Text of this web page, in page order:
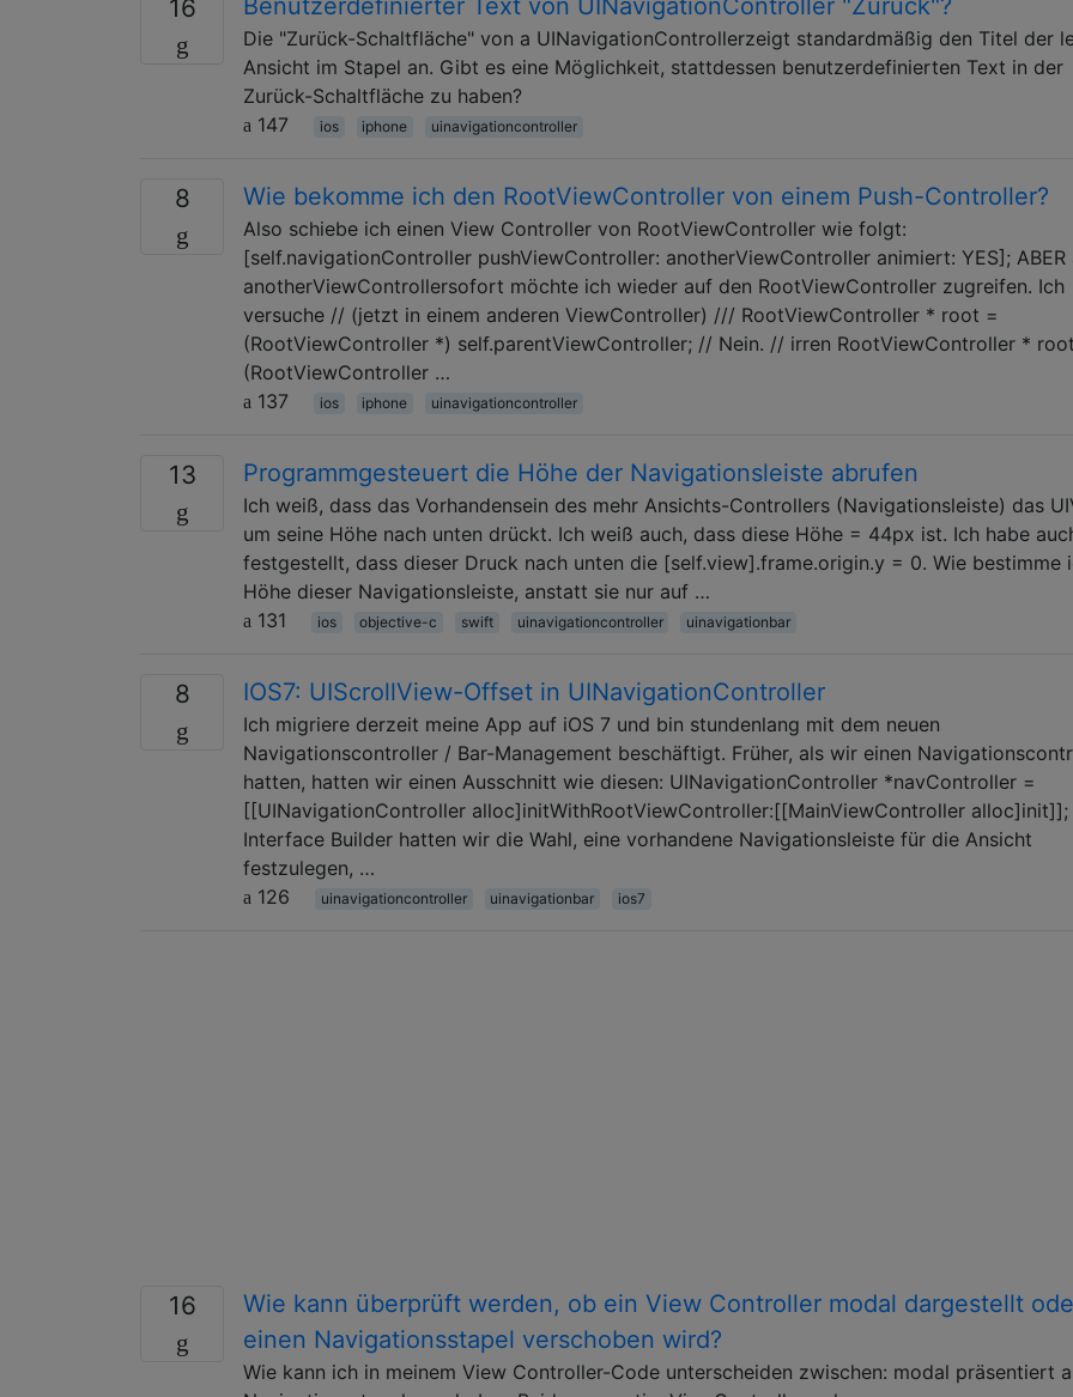
16
Die "Zurück-Schaltfläche" von a UINavigationControllerzeigt standardmäßig den Titel der
Ansicht im Stapel an. Gibt es eine Möglichkeit, stattdessen benutzerdefinierten Text in der
Zurück-Schaltfläche zu haben?
147
ios iphone uinavigationcontroller
8 Wie bekomme ich den RootViewController von einem Push-Controller?
Also schiebe ich einen View Controller von RootViewController wie folgt:
[self.navigationController pushViewController: anotherViewController animiert: YES]; ABER
anotherViewControllersofort möchte ich wieder auf den RootViewController zugreifen. Ich
versuche // (jetzt in einem anderen ViewController) /// RootViewController * root =
(RootViewController *) self.parentViewController; // Nein. // irren RootViewController *
(RootViewController …
137
ios iphone uinavigationcontroller
13 Programmgesteuert die Höhe der Navigationsleiste abrufen
Ich weiß, dass das Vorhandensein des mehr Ansichts-Controllers (Navigationsleiste) das
um seine Höhe nach unten drückt. Ich weiß auch, dass diese Höhe = 44px ist. Ich habe
festgestellt, dass dieser Druck nach unten die [self.view].frame.origin.y = 0. Wie bestimme
Höhe dieser Navigationsleiste, anstatt sie nur auf …
131
ios objective-c swift uinavigationcontroller uinavigationbar
8 IOS7: UIScrollView-Offset in UINavigationController
Ich migriere derzeit meine App auf iOS 7 und bin stundenlang mit dem neuen
Navigationscontroller / Bar-Management beschäftigt. Früher, als wir einen
hatten, hatten wir einen Ausschnitt wie diesen: UINavigationController *navController =
[[UINavigationController alloc]initWithRootViewController:[[MainViewController alloc]init]];
Interface Builder hatten wir die Wahl, eine vorhandene Navigationsleiste für die Ansicht
festzulegen, …
126
uinavigationcontroller uinavigationbar ios7
16
Wie kann überprüft werden, ob ein View Controller modal dargestellt
einen Navigationsstapel verschoben wird?
Wie kann ich in meinem View Controller-Code unterscheiden zwischen: modal präsentiert